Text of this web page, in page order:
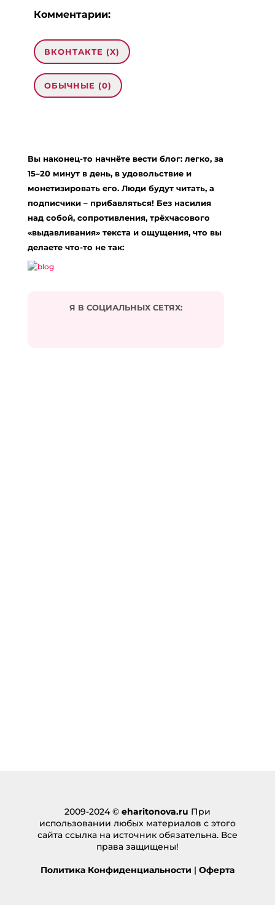
Комментарии:
ВКОНТАКТЕ (X)
ОБЫЧНЫЕ (0)
Обязательные поля помечены*
Подписаться на комментарии по e-mail
Вы наконец-то начнёте вести блог: легко, за
15–20 минут в день, в удовольствие и
монетизировать его. Люди будут читать, а
подписчики – прибавляться! Без насилия
над собой, сопротивления, трёхчасового
«выдавливания» текста и ощущения, что вы
делаете что-то не так:
Я В СОЦИАЛЬНЫХ СЕТЯХ:
2009-2024 © eharitonova.ru При
использовании любых материалов с этого
сайта ссылка на источник обязательна. Все
права защищены!
Политика Конфиденциальности | Оферта